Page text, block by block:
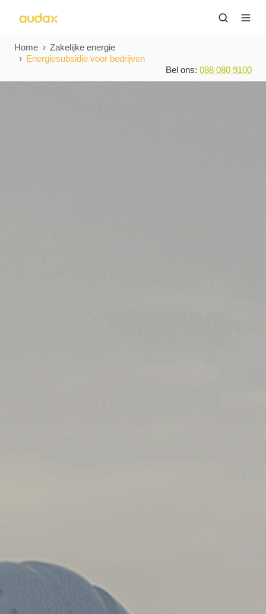
Home
Zakelijke energie
Energiesubsidie voor bedrijven
Bel ons: 088 080 9100